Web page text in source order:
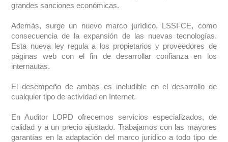
grandes sanciones económicas.
Además, surge un nuevo marco jurídico, LSSI-CE, como
consecuencia de la expansión de las nuevas tecnologías.
Esta nueva ley regula a los propietarios y proveedores de
páginas web con el fin de desarrollar confianza en los
internautas.
El desempeño de ambas es ineludible en el desarrollo de
cualquier tipo de actividad en Internet.
En Auditor LOPD ofrecemos servicios especializados, de
calidad y a un precio ajustado. Trabajamos con las mayores
garantías en la adaptación del marco jurídico a todo tipo de